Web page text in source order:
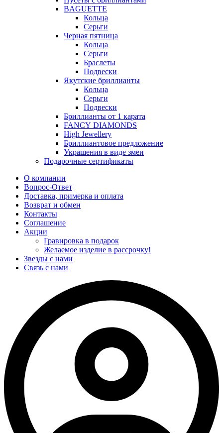
BAGUETTE
Кольца
Серьги
Черная пятница
Кольца
Серьги
Браслеты
Подвески
Якутские бриллианты
Кольца
Серьги
Подвески
Бриллианты от 1 карата
FANCY DIAMONDS
High Jewellery
Бриллиантовое предложение
Украшения в виде змеи
Подарочные сертификаты
О компании
Вопрос-Ответ
Доставка, примерка и оплата
Возврат и обмен
Контакты
Соглашение
Акции
Гравировка в подарок
Желаемое изделие в рассрочку!
Звезды с нами
Связь с нами